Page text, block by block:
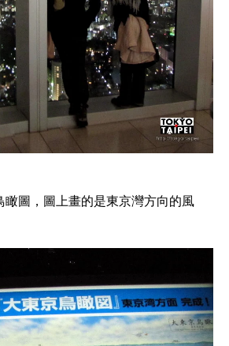
瞰圖，圖上畫的是東京灣方向的風